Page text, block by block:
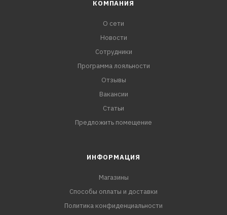
КОМПАНИЯ
О сети
Новости
Сотрудники
Программа лояльности
Отзывы
Вакансии
Статьи
Предложить помещение
ИНФОРМАЦИЯ
Магазины
Способы оплаты и доставки
Политика конфиденциальности